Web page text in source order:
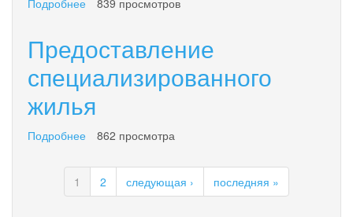
«посёлок
2017
на
ремонт
2015
году
Предоставление
специализированного
жилья
Подробнее
специализированного
жилья
862 просмотра
1 2 следующая › последняя »